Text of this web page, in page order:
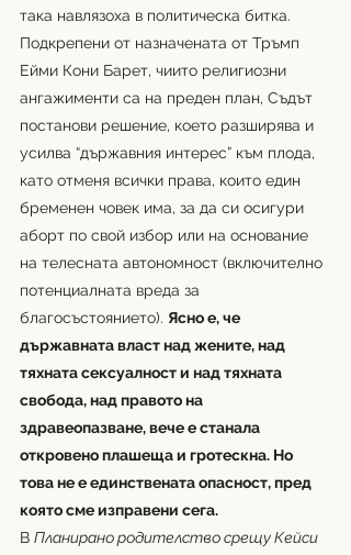
така навлязоха в политическа битка.
Подкрепени от назначената от Тръмп
Ейми Кони Барет, чиито религиозни
ангажименти са на преден план, Съдът
постанови решение, което разширява и
усилва “държавния интерес” към плода,
като отменя всички права, които един
бременен човек има, за да си осигури
аборт по свой избор или на основание
на телесната автономност (включително
потенциалната вреда за
благосъстоянието). Ясно е, че
държавната власт над жените, над
тяхната сексуалност и над тяхната
свобода, над правото на
здравеопазване, вече е станала
откровено плашеща и гротескна. Но
това не е единствената опасност, пред
която сме изправени сега.
В Планирано родителство срещу Кейси